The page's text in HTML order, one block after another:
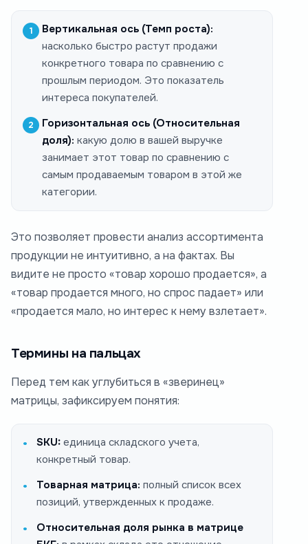
Вертикальная ось (Темп роста):
насколько быстро растут продажи
конкретного товара по сравнению с
прошлым периодом. Это показатель
интереса покупателей.
Горизонтальная ось (Относительная
доля): какую долю в вашей выручке
занимает этот товар по сравнению с
самым продаваемым товаром в этой же
категории.
Это позволяет провести анализ ассортимента
продукции не интуитивно, а на фактах. Вы
видите не просто «товар хорошо продается», а
«товар продается много, но спрос падает» или
«продается мало, но интерес к нему взлетает».
Термины на пальцах
Перед тем как углубиться в «зверинец»
матрицы, зафиксируем понятия:
SKU: единица складского учета,
конкретный товар.
Товарная матрица: полный список всех
позиций, утвержденных к продаже.
Относительная доля рынка в матрице